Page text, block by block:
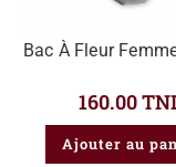
Bac À Fleur
160.00
Ajouter au